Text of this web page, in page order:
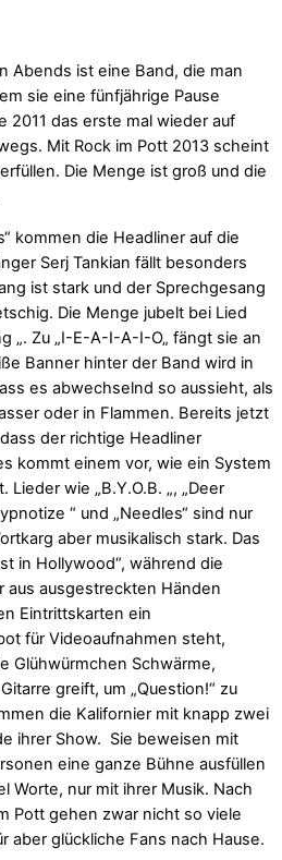
Abends ist eine Band, die man
sie eine fünfjährige Pause
2011 das erste mal wieder auf
Mit Rock im Pott 2013 scheint
Die Menge ist groß und die
kommen die Headliner auf die
Serj Tankian fällt besonders
ist stark und der Sprechgesang
Die Menge jubelt bei Lied
„. Zu „I-E-A-I-A-I-O„ fängt sie an
Banner hinter der Band wird in
es abwechselnd so aussieht, als
oder in Flammen. Bereits jetzt
der richtige Headliner
kommt einem vor, wie ein System
wie „B.Y.O.B. „, „Deer
“ und „Needles“ sind nur
aber musikalisch stark. Das
in Hollywood“, während die
aus ausgestreckten Händen
Eintrittskarten ein
für Videoaufnahmen steht,
Glühwürmchen Schwärme,
greift, um „Question!“ zu
die Kalifornier mit knapp zwei
ihrer Show. Sie beweisen mit
eine ganze Bühne ausfüllen
Worte, nur mit ihrer Musik. Nach
Pott gehen zwar nicht so viele
aber glückliche Fans nach Hause.